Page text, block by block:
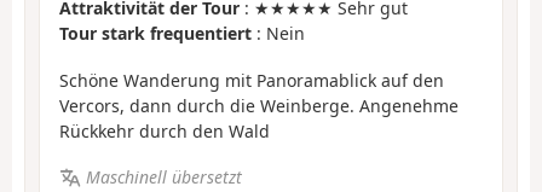
Attraktivität der Tour : ★★★★★ Sehr gut
Tour stark frequentiert : Nein
Schöne Wanderung mit Panoramablick auf den
Vercors, dann durch die Weinberge. Angenehme
Rückkehr durch den Wald
Maschinell übersetzt